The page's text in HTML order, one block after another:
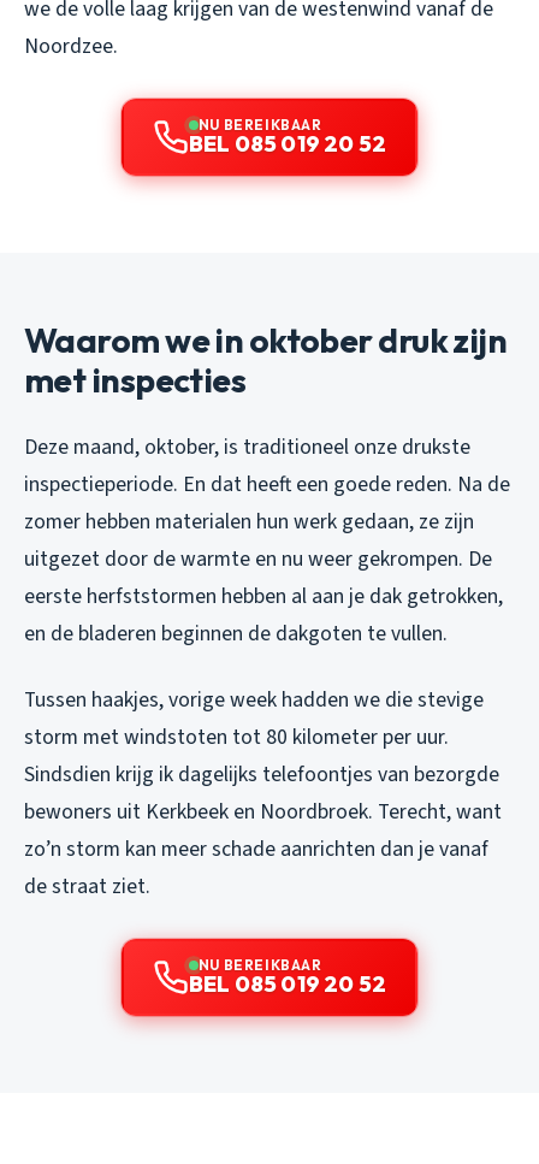
we de volle laag krijgen van de westenwind vanaf de
Noordzee.
NU BEREIKBAAR
BEL 085 019 20 52
Waarom we in oktober druk zijn
met inspecties
Deze maand, oktober, is traditioneel onze drukste
inspectieperiode. En dat heeft een goede reden. Na de
zomer hebben materialen hun werk gedaan, ze zijn
uitgezet door de warmte en nu weer gekrompen. De
eerste herfststormen hebben al aan je dak getrokken,
en de bladeren beginnen de dakgoten te vullen.
Tussen haakjes, vorige week hadden we die stevige
storm met windstoten tot 80 kilometer per uur.
Sindsdien krijg ik dagelijks telefoontjes van bezorgde
bewoners uit Kerkbeek en Noordbroek. Terecht, want
zo’n storm kan meer schade aanrichten dan je vanaf
de straat ziet.
NU BEREIKBAAR
BEL 085 019 20 52